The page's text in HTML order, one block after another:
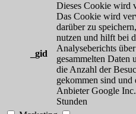
_gid
Dieses Cookie wird
Das Cookie wird
darüber zu
nutzen und hilft bei
Analyseberichts
gesammelten Daten
die Anzahl der
gekommen sind und
Anbieter Google Inc.
Stunden